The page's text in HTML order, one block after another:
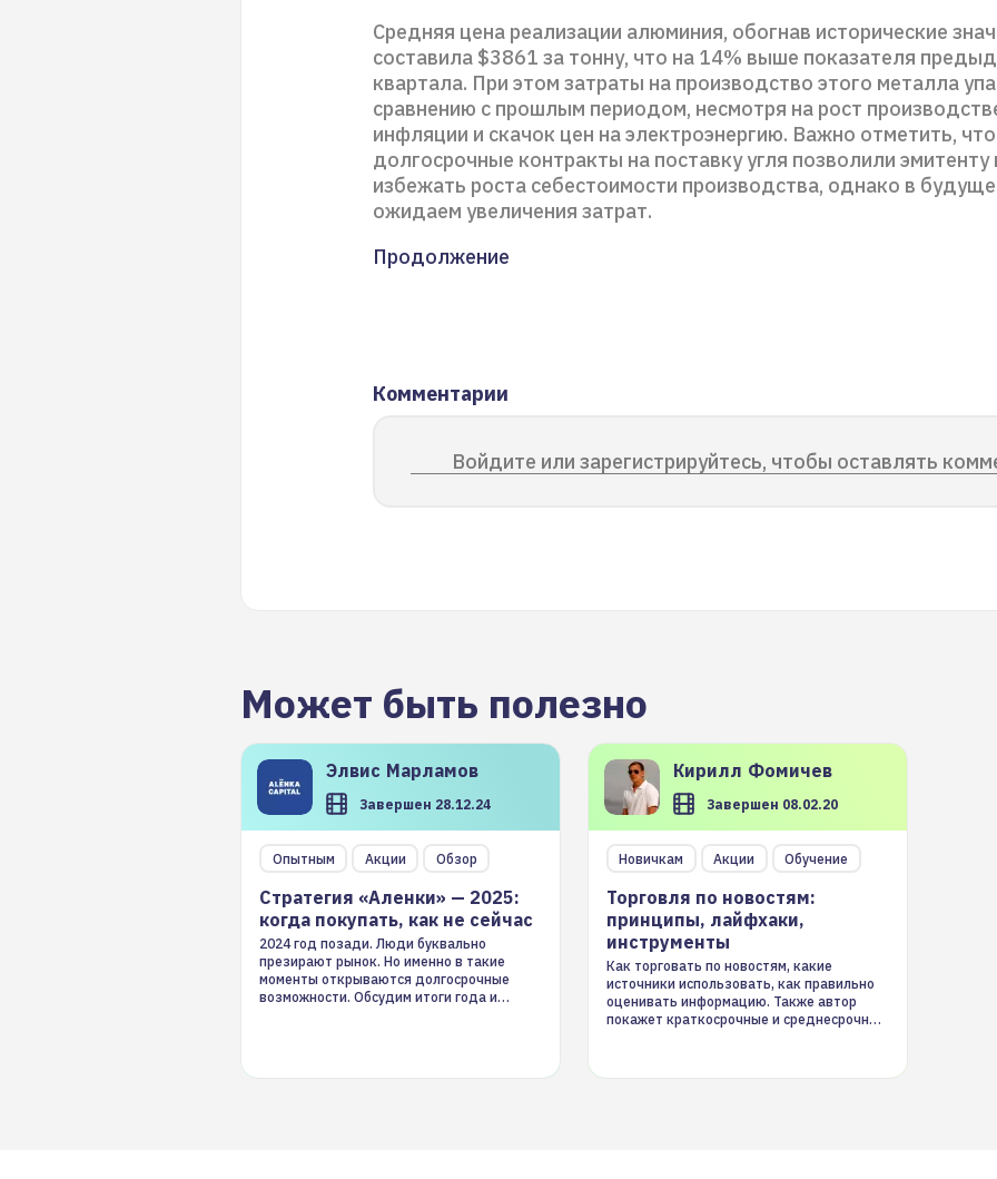
Средняя цена реализации алюминия, обогнав исторические
составила $3861 за тонну, что на 14% выше показателя
квартала. При этом затраты на производство этого металла
сравнению с прошлым периодом, несмотря на рост
инфляции и скачок цен на электроэнергию. Важно отметить, что
долгосрочные контракты на поставку угля позволили
избежать роста себестоимости производства, однако в
ожидаем увеличения затрат.
Продолжение
Комментарии
Войдите или зарегистрируйтесь, чтобы оставлять
Может быть полезно
Элвис Марламов
Завершен 28.12.24
Опытным Акции Обзор
Стратегия «Аленки» — 2025:
когда покупать, как не сейчас
2024 год позади. Люди буквально
презирают рынок. Но именно в такие
моменты открываются долгосрочные
возможности. Обсудим итоги года и
Кирилл Фомичев
Завершен 08.02.20
Новичкам Акции Обучение
Торговля по новостям:
принципы, лайфхаки,
инструменты
Как торговать по новостям, какие
источники использовать, как правильно
оценивать информацию. Также автор
покажет краткосрочные и среднесрочные